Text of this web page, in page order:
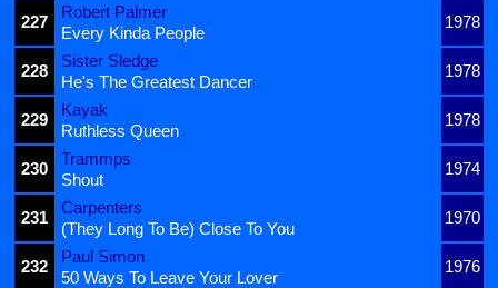
227
Robert Palmer
1978
Every Kinda People
228
Sister Sledge
1978
He's The Greatest Dancer
229
Kayak
1978
Ruthless Queen
230
Trammps
1974
Shout
231
Carpenters
1970
(They Long To Be) Close To You
232
Paul Simon
1976
50 Ways To Leave Your Lover